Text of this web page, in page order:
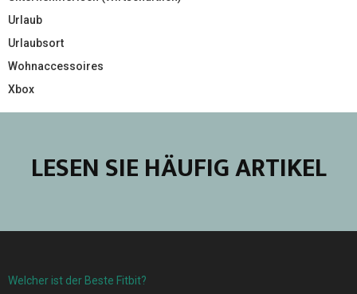
Urlaub
Urlaubsort
Wohnaccessoires
Xbox
LESEN SIE HÄUFIG ARTIKEL
Welcher ist der Beste Fitbit?